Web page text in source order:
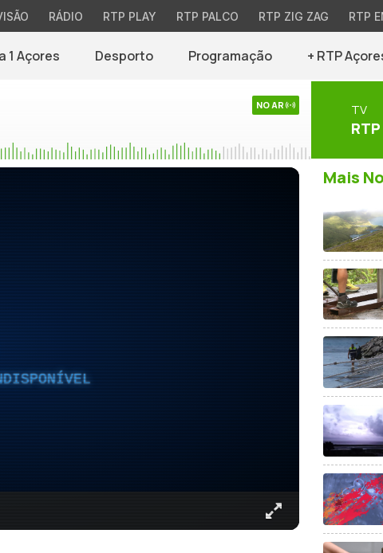
RÁDIO RTP PLAY RTP PALCO RTP ZIG ZAG RTP
1 Açores Desporto Programação + RTP
NO AR TV
Mais